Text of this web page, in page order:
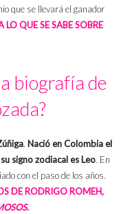
que se llevará el ganador
LO QUE SE SABE SOBRE
biografía de
. Nació en Colombia el
signo zodiacal es Leo. En
con el paso de los años.
DE RODRIGO ROMEH,
.